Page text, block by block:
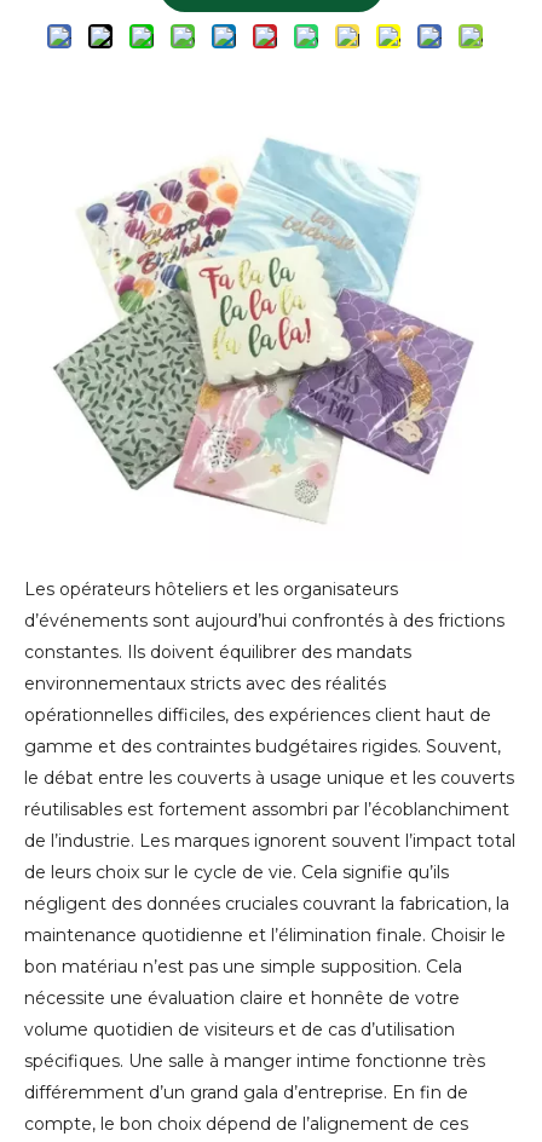
Les opérateurs hôteliers et les organisateurs
d’événements sont aujourd’hui confrontés à des frictions
constantes. Ils doivent équilibrer des mandats
environnementaux stricts avec des réalités
opérationnelles difficiles, des expériences client haut de
gamme et des contraintes budgétaires rigides. Souvent,
le débat entre les couverts à usage unique et les couverts
réutilisables est fortement assombri par l’écoblanchiment
de l’industrie. Les marques ignorent souvent l’impact total
de leurs choix sur le cycle de vie. Cela signifie qu’ils
négligent des données cruciales couvrant la fabrication, la
maintenance quotidienne et l’élimination finale. Choisir le
bon matériau n’est pas une simple supposition. Cela
nécessite une évaluation claire et honnête de votre
volume quotidien de visiteurs et de cas d’utilisation
spécifiques. Une salle à manger intime fonctionne très
différemment d’un grand gala d’entreprise. En fin de
compte, le bon choix dépend de l’alignement de ces